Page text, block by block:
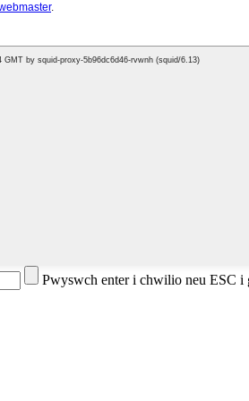
Pwyswch enter i chwilio neu ESC i